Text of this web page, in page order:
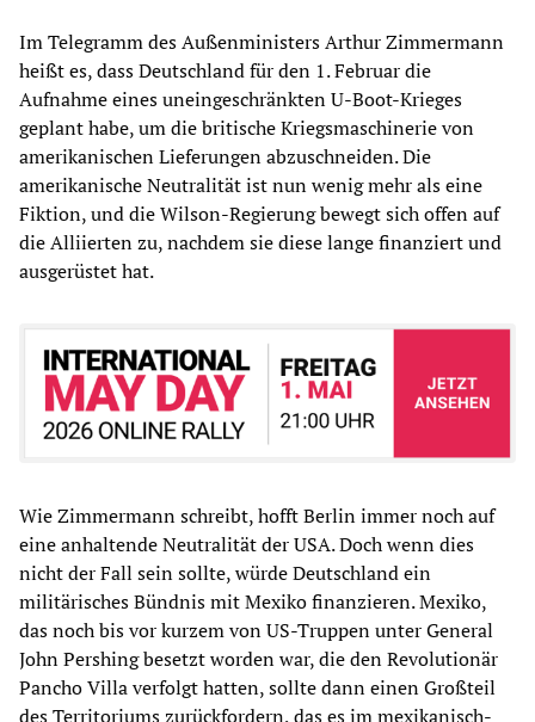
Im Telegramm des Außenministers Arthur Zimmermann
heißt es, dass Deutschland für den 1. Februar die
Aufnahme eines uneingeschränkten U-Boot-Krieges
geplant habe, um die britische Kriegsmaschinerie von
amerikanischen Lieferungen abzuschneiden. Die
amerikanische Neutralität ist nun wenig mehr als eine
Fiktion, und die Wilson-Regierung bewegt sich offen auf
die Alliierten zu, nachdem sie diese lange finanziert und
ausgerüstet hat.
Wie Zimmermann schreibt, hofft Berlin immer noch auf
eine anhaltende Neutralität der USA. Doch wenn dies
nicht der Fall sein sollte, würde Deutschland ein
militärisches Bündnis mit Mexiko finanzieren. Mexiko,
das noch bis vor kurzem von US-Truppen unter General
John Pershing besetzt worden war, die den Revolutionär
Pancho Villa verfolgt hatten, sollte dann einen Großteil
des Territoriums zurückfordern, das es im mexikanisch-